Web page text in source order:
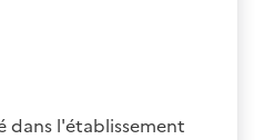
l'établissement